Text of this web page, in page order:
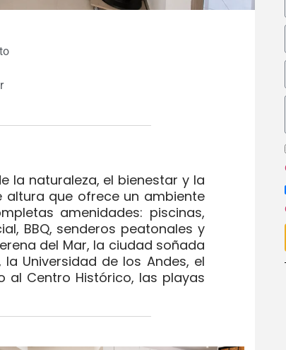
la naturaleza, el bienestar y la
altura que ofrece un ambiente
amenidades: piscinas,
BBQ, senderos peatonales y
del Mar, la ciudad soñada
Universidad de los Andes, el
al Centro Histórico, las playas